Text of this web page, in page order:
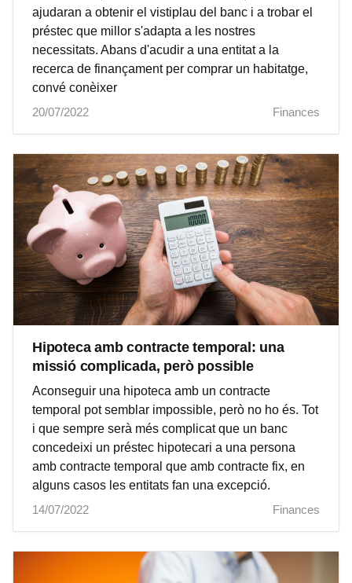
ajudaran a obtenir el vistiplau del banc i a trobar el
préstec que millor s'adapta a les nostres
necessitats. Abans d'acudir a una entitat a la
recerca de finançament per comprar un habitatge,
convé conèixer
20/07/2022
Finances
Hipoteca amb contracte temporal: una
missió complicada, però possible
Aconseguir una hipoteca amb un contracte
temporal pot semblar impossible, però no ho és. Tot
i que sempre serà més complicat que un banc
concedeixi un préstec hipotecari a una persona
amb contracte temporal que amb contracte fix, en
alguns casos les entitats fan una excepció.
14/07/2022
Finances